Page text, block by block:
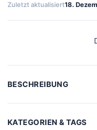
Zuletzt aktualisiert18.
BESCHREIBUNG
KATEGORIEN & TAGS